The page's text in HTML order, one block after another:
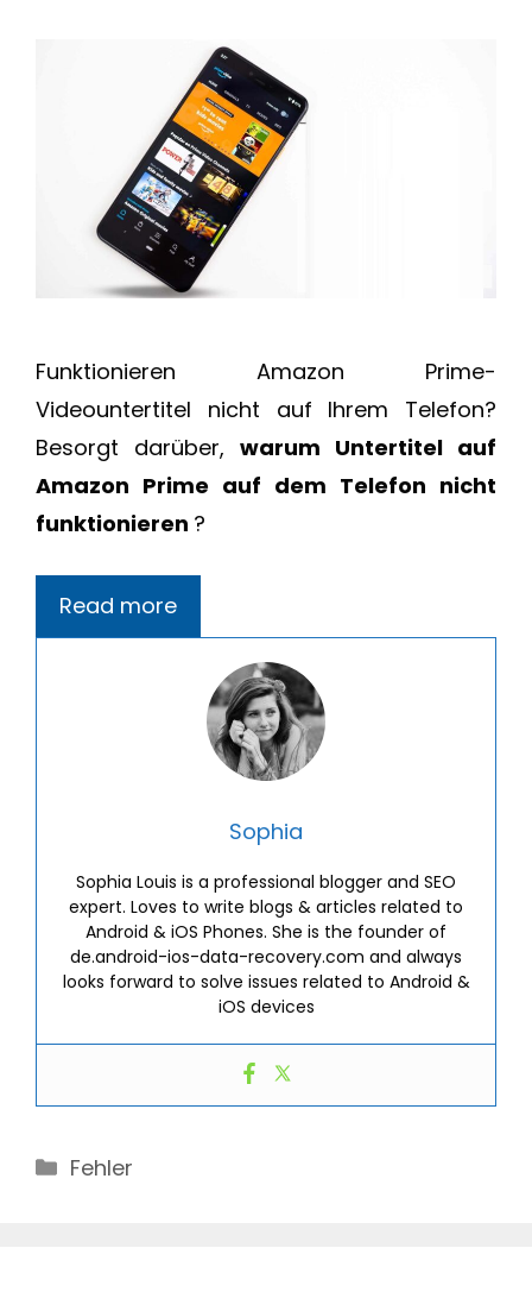
Funktionieren Amazon Prime-
Videountertitel nicht auf Ihrem Telefon?
Besorgt darüber, warum Untertitel auf
Amazon Prime auf dem Telefon nicht
funktionieren ?
Read more
Sophia
Sophia Louis is a professional blogger and SEO
expert. Loves to write blogs & articles related to
Android & iOS Phones. She is the founder of
de.android-ios-data-recovery.com and always
looks forward to solve issues related to Android &
iOS devices
Categories
Fehler